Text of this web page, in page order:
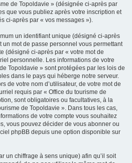
de Topoldavie » (désignée ci-après par
que vous publiez après votre inscription et
ci-après par « vos messages »).
un identifiant unique (désigné ci-après
un mot de passe personnel vous permettant
(désigné ci-après par « votre mot de
personnelle. Les informations de votre
Topoldavie » sont protégées par les lois de
dans le pays qui héberge notre serveur.
de votre nom d’utilisateur, de votre mot de
requis par « Office du tourisme de
sont obligatoires ou facultatives, à la
de Topoldavie ». Dans tous les cas,
de votre compte vous souhaitez
vous pouvez décider de vous abonner ou
phpBB depuis une option disponible sur
un chiffrage à sens unique) afin qu’il soit